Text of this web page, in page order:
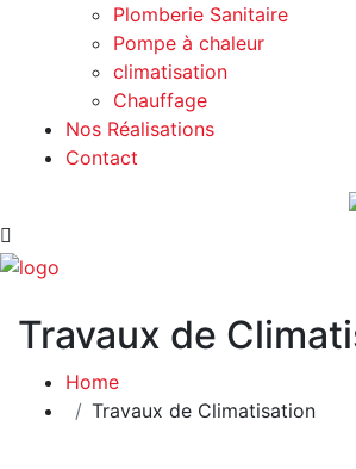
Plomberie Sanitaire
Pompe à chaleur
climatisation
Chauffage
Nos Réalisations
Contact
Travaux de
Home
Travaux de Climatisation